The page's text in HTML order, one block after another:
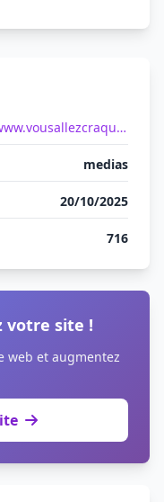
www.vousallezcraquer.com
medias
20/10/2025
716
votre site !
web et augmentez